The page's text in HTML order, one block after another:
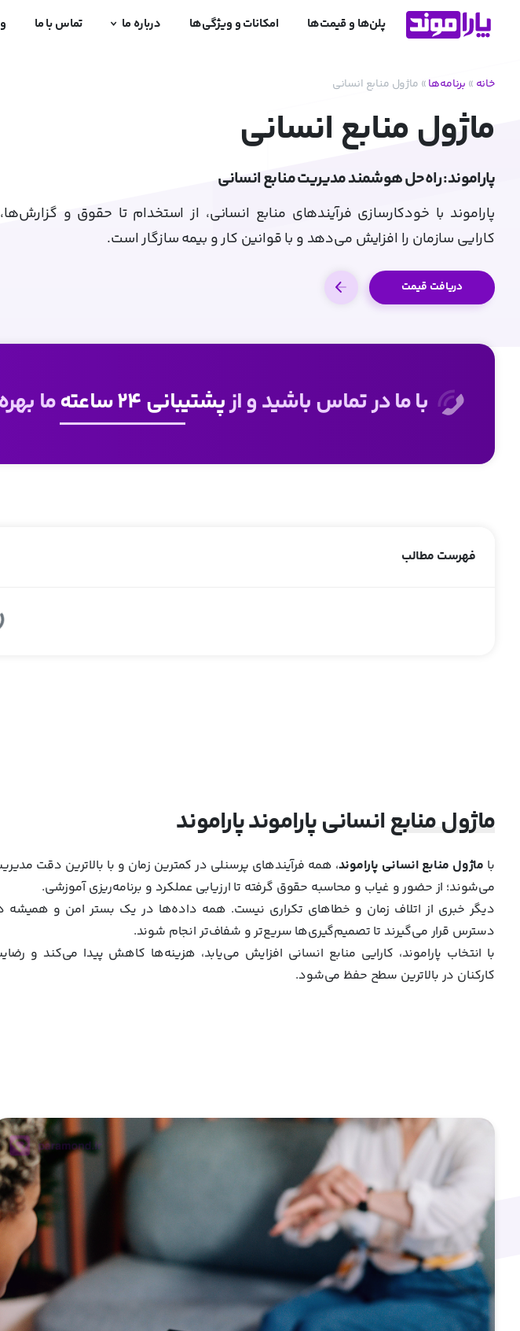
پلن‌ها و قیمت‌ها امکانات و ویژگی‌ها درباره ما تماس با ما
خانه » برنامه‌ها» ماژول منابع انسانی
ماژول منابع انسانی
پاراموند: راه‌حل هوشمند مدیریت منابع انسانی
پاراموند با خودکارسازی فرآیندهای منابع انسانی، از استخدام تا حقوق و گزارش‌ها،
کارایی سازمان را افزایش می‌دهد و با قوانین کار و بیمه سازگار است.
دریافت قیمت
با ما در تماس باشید و ازپشتیبانی 24 ساعته ما
فهرست مطالب
ماژول منابع انسانی پاراموند پاراموند
با ماژول منابع انسانی پاراموند، همه فرآیندهای پرسنلی در کمترین زمان و با بالاترین دقت
می‌شوند؛ از حضور و غیاب و محاسبه حقوق گرفته تا ارزیابی عملکرد و برنامه‌ریزی آموزشی.
دیگر خبری از اتلاف زمان و خطاهای تکراری نیست. همه داده‌ها در یک بستر امن و همیشه
دسترس قرار می‌گیرند تا تصمیم‌گیری‌ها سریع‌تر و شفاف‌تر انجام شوند.
با انتخاب پاراموند، کارایی منابع انسانی افزایش می‌یابد، هزینه‌ها کاهش پیدا می‌کند و
کارکنان در بالاترین سطح حفظ می‌شود.